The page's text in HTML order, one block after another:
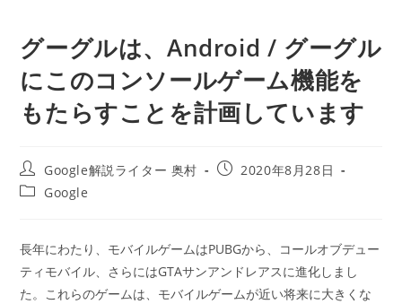
グーグルは、Android / グーグル
にこのコンソールゲーム機能を
もたらすことを計画しています
投
稿
者:
Google解説ライター 奥村
投
2020年8月28日
投
テ
ゴ
リ
ー:
Google
長年にわたり、モバイルゲームはPUBGから、コールオブデュー
ティモバイル、さらにはGTAサンアンドレアスに進化しまし
た。これらのゲームは、モバイルゲームが近い将来に大きくな